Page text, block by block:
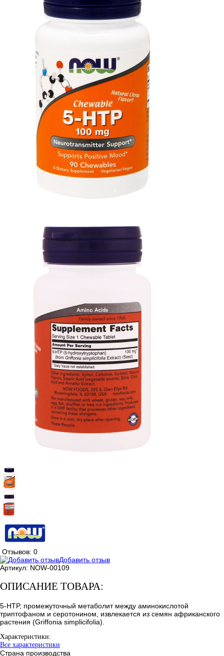
Отзывов: 0
Добавить отзыв
Артикул: NOW-00109
ОПИСАНИЕ ТОВАРА:
5-HTP, промежуточный метаболит между аминокислотой
триптофаном и серотонином, извлекается из семян африканского
растения (Griffonia simplicifolia).
Характеристики:
Все характеристики
Страна производства